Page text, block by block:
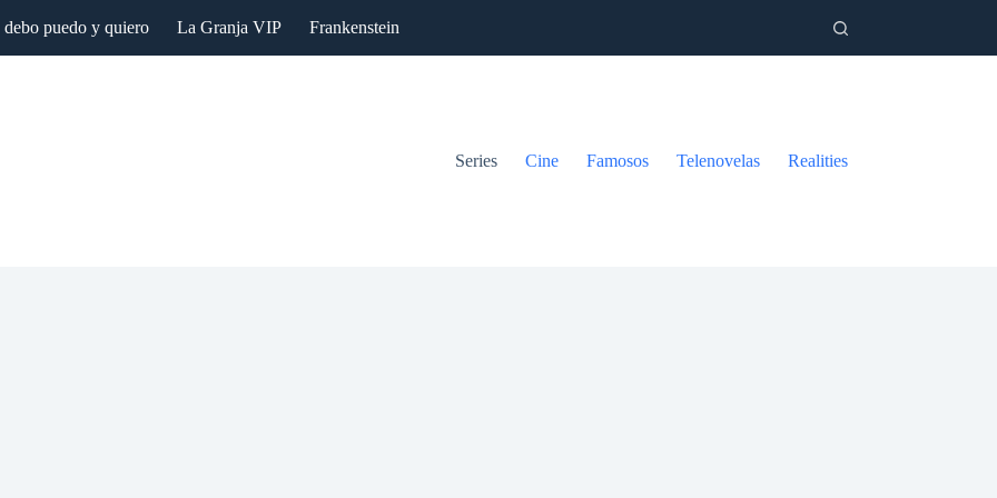
puedo y quiero La Granja VIP Frankenstein
Series Cine Famosos Telenovelas Realities